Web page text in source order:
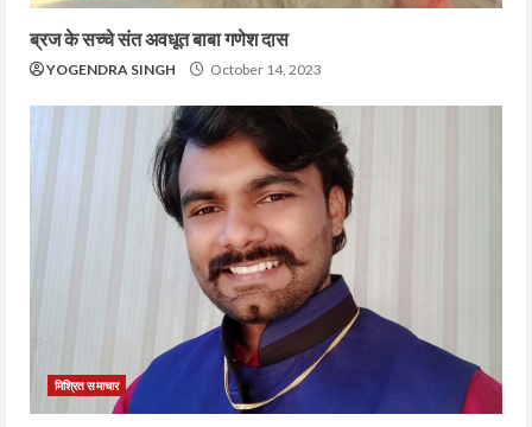
ब्रज के सच्चे संत अवधूत बाबा गणेश दास
YOGENDRA SINGH October 14, 2023
मिश्रित समाचार